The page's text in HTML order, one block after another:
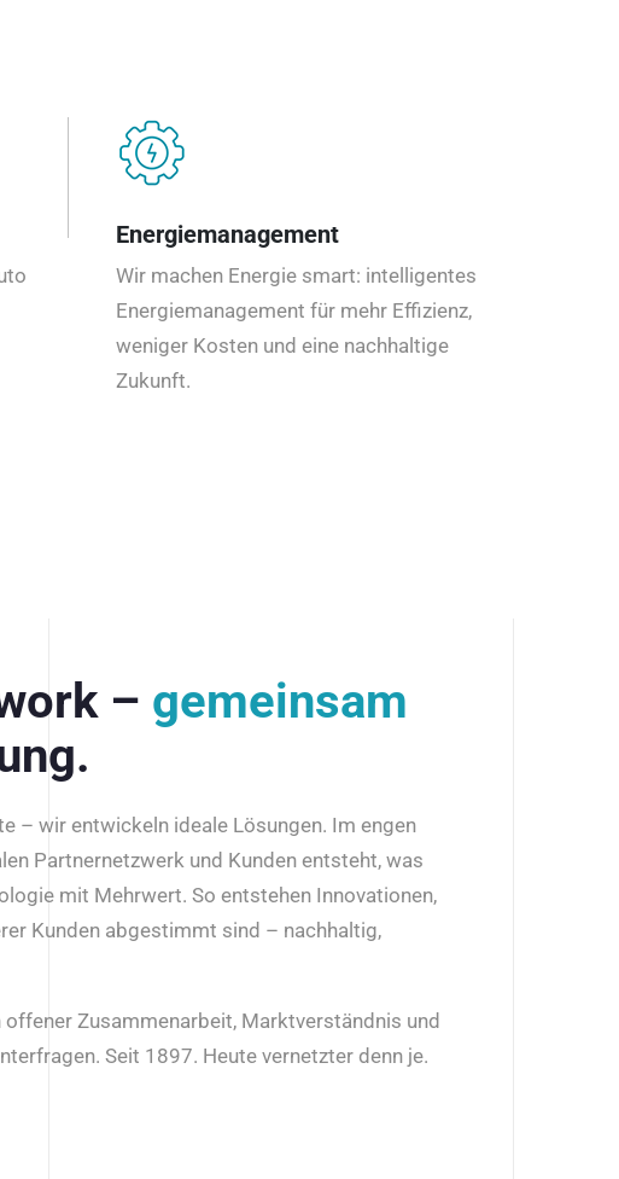
Energiemanagement
Wir machen Energie smart: intelligentes
Energiemanagement für mehr Effizienz,
weniger Kosten und eine nachhaltige
Zukunft.
– gemeinsam
– wir entwickeln ideale Lösungen. Im engen
Partnernetzwerk und Kunden entsteht, was
mit Mehrwert. So entstehen Innovationen,
Kunden abgestimmt sind – nachhaltig,
Zusammenarbeit, Marktverständnis und
Seit 1897. Heute vernetzter denn je.